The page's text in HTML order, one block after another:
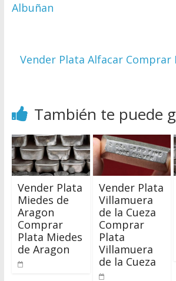
Albuñan
Vender Plata Alfacar Comprar
También te puede
Vender Plata
Miedes de
Aragon
Comprar
Plata Miedes
de Aragon
Vender Plata
Villamuera
de la Cueza
Comprar
Plata
Villamuera
de la Cueza